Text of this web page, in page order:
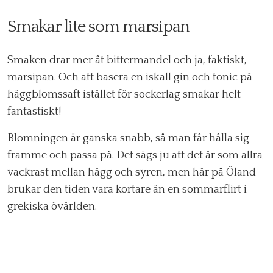
Smakar lite som marsipan
Smaken drar mer åt bittermandel och ja, faktiskt,
marsipan. Och att basera en iskall gin och tonic på
häggblomssaft istället för sockerlag smakar helt
fantastiskt!
Blomningen är ganska snabb, så man får hålla sig
framme och passa på. Det sägs ju att det är som allra
vackrast mellan hägg och syren, men här på Öland
brukar den tiden vara kortare än en sommarflirt i
grekiska övärlden.